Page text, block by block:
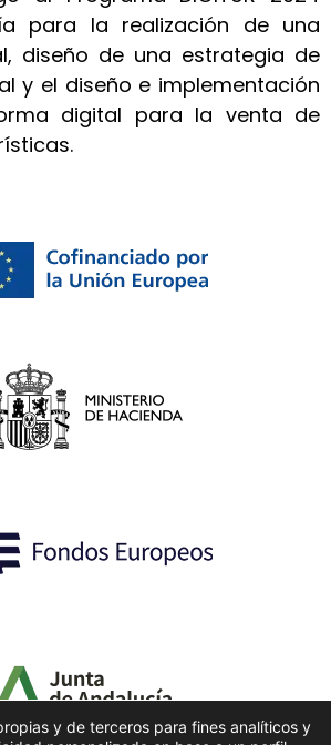
para la realización de una
diseño de una estrategia de
y el diseño e implementación
digital para la venta de
y de terceros para fines analíticos y